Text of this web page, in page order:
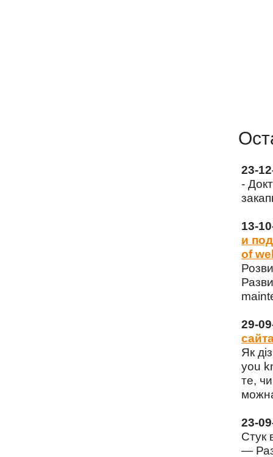
23-
-
13-
и
of
29-
Як
you
те,
23-
Стук
—